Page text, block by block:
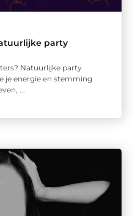
party
Natuurlijke party
je energie en stemming
...